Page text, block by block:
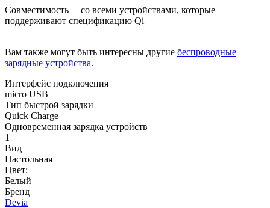
Совместимость – со всеми устройствами, которые
поддерживают спецификацию Qi
Вам также могут быть интересны другие беспроводные
зарядные устройства.
Интерфейс подключения
micro USB
Тип быстрой зарядки
Quick Charge
Одновременная зарядка устройств
1
Вид
Настольная
Цвет:
Белый
Бренд
Devia